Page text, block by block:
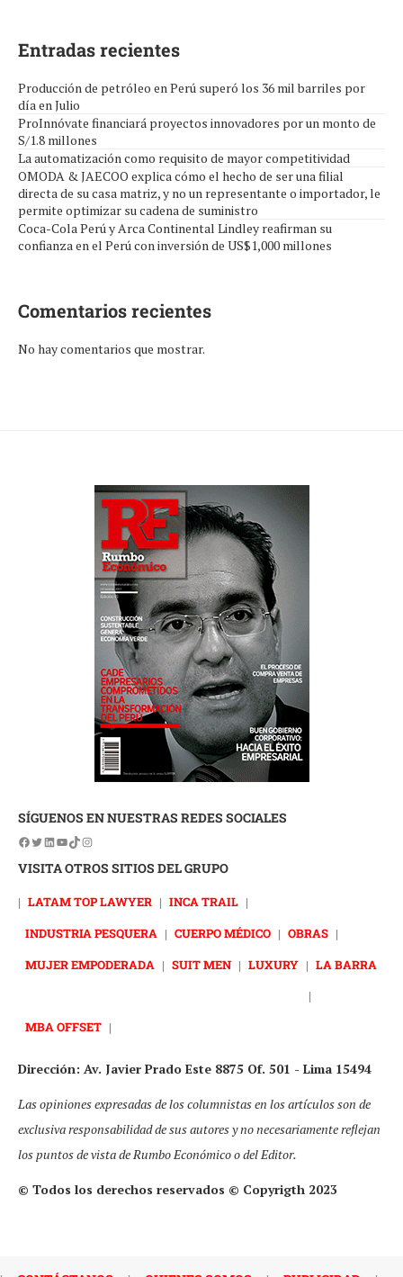
Entradas recientes
Producción de petróleo en Perú superó los 36 mil barriles por
día en Julio
ProInnóvate financiará proyectos innovadores por un monto de
S/1.8 millones
La automatización como requisito de mayor competitividad
OMODA & JAECOO explica cómo el hecho de ser una filial
directa de su casa matriz, y no un representante o importador, le
permite optimizar su cadena de suministro
Coca-Cola Perú y Arca Continental Lindley reafirman su
confianza en el Perú con inversión de US$1,000 millones
Comentarios recientes
No hay comentarios que mostrar.
SÍGUENOS EN NUESTRAS REDES SOCIALES
VISITA OTROS SITIOS DEL GRUPO
| LATAM TOP LAWYER | INCA TRAIL |
INDUSTRIA PESQUERA | CUERPO MÉDICO | OBRAS |
MUJER EMPODERADA | SUIT MEN | LUXURY | LA BARRA
|
MBA OFFSET |
Dirección: Av. Javier Prado Este 8875 Of. 501 - Lima 15494
Las opiniones expresadas de los columnistas en los artículos son de
exclusiva responsabilidad de sus autores y no necesariamente reflejan
los puntos de vista de Rumbo Económico o del Editor.
© Todos los derechos reservados © Copyrigth 2023